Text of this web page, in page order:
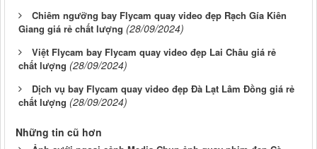
Chiêm ngưỡng bay Flycam quay video đẹp Rạch Gía Kiên
Giang giá rẻ chất lượng (28/09/2024)
Việt Flycam bay Flycam quay video đẹp Lai Châu giá rẻ
chất lượng (28/09/2024)
Dịch vụ bay Flycam quay video đẹp Đà Lạt Lâm Đồng giá rẻ
chất lượng (28/09/2024)
Những tin cũ hơn